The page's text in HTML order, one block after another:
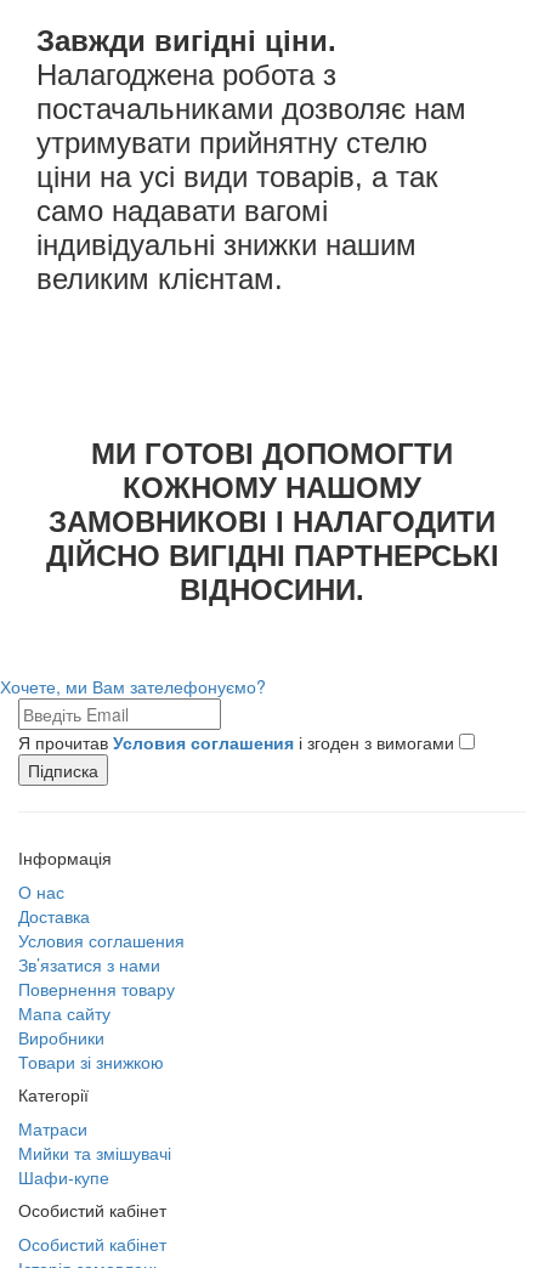
Завжди вигідні ціни.
Налагоджена робота з
постачальниками дозволяє нам
утримувати прийнятну стелю
ціни на усі види товарів, а так
само надавати вагомі
індивідуальні знижки нашим
великим клієнтам.
МИ ГОТОВІ ДОПОМОГТИ
КОЖНОМУ НАШОМУ
ЗАМОВНИКОВІ І НАЛАГОДИТИ
ДІЙСНО ВИГІДНІ ПАРТНЕРСЬКІ
ВІДНОСИНИ.
Хочете, ми Вам зателефонуємо?
Я прочитав Условия соглашения і згоден з вимогами
Підписка
Інформація
О нас
Доставка
Условия соглашения
Зв’язатися з нами
Повернення товару
Мапа сайту
Виробники
Товари зі знижкою
Категорії
Матраси
Мийки та змішувачі
Шафи-купе
Особистий кабінет
Особистий кабінет